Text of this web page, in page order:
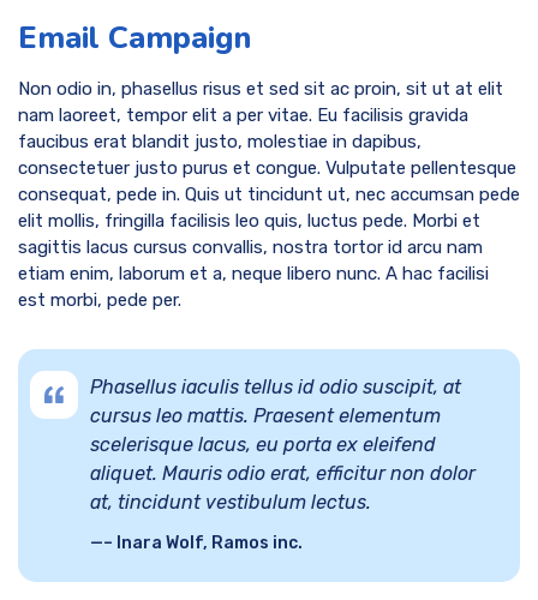
Email Campaign
Non odio in, phasellus risus et sed sit ac proin, sit ut at elit
nam laoreet, tempor elit a per vitae. Eu facilisis gravida
faucibus erat blandit justo, molestiae in dapibus,
consectetuer justo purus et congue. Vulputate pellentesque
consequat, pede in. Quis ut tincidunt ut, nec accumsan pede
elit mollis, fringilla facilisis leo quis, luctus pede. Morbi et
sagittis lacus cursus convallis, nostra tortor id arcu nam
etiam enim, laborum et a, neque libero nunc. A hac facilisi
est morbi, pede per.
Phasellus iaculis tellus id odio suscipit, at
cursus leo mattis. Praesent elementum
scelerisque lacus, eu porta ex eleifend
aliquet. Mauris odio erat, efficitur non dolor
at, tincidunt vestibulum lectus.
– Inara Wolf, Ramos inc.